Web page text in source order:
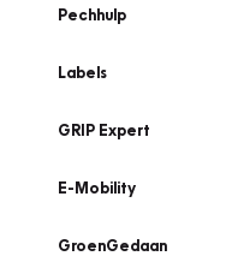
Pechhulp
Labels
GRIP Expert
E-Mobility
GroenGedaan